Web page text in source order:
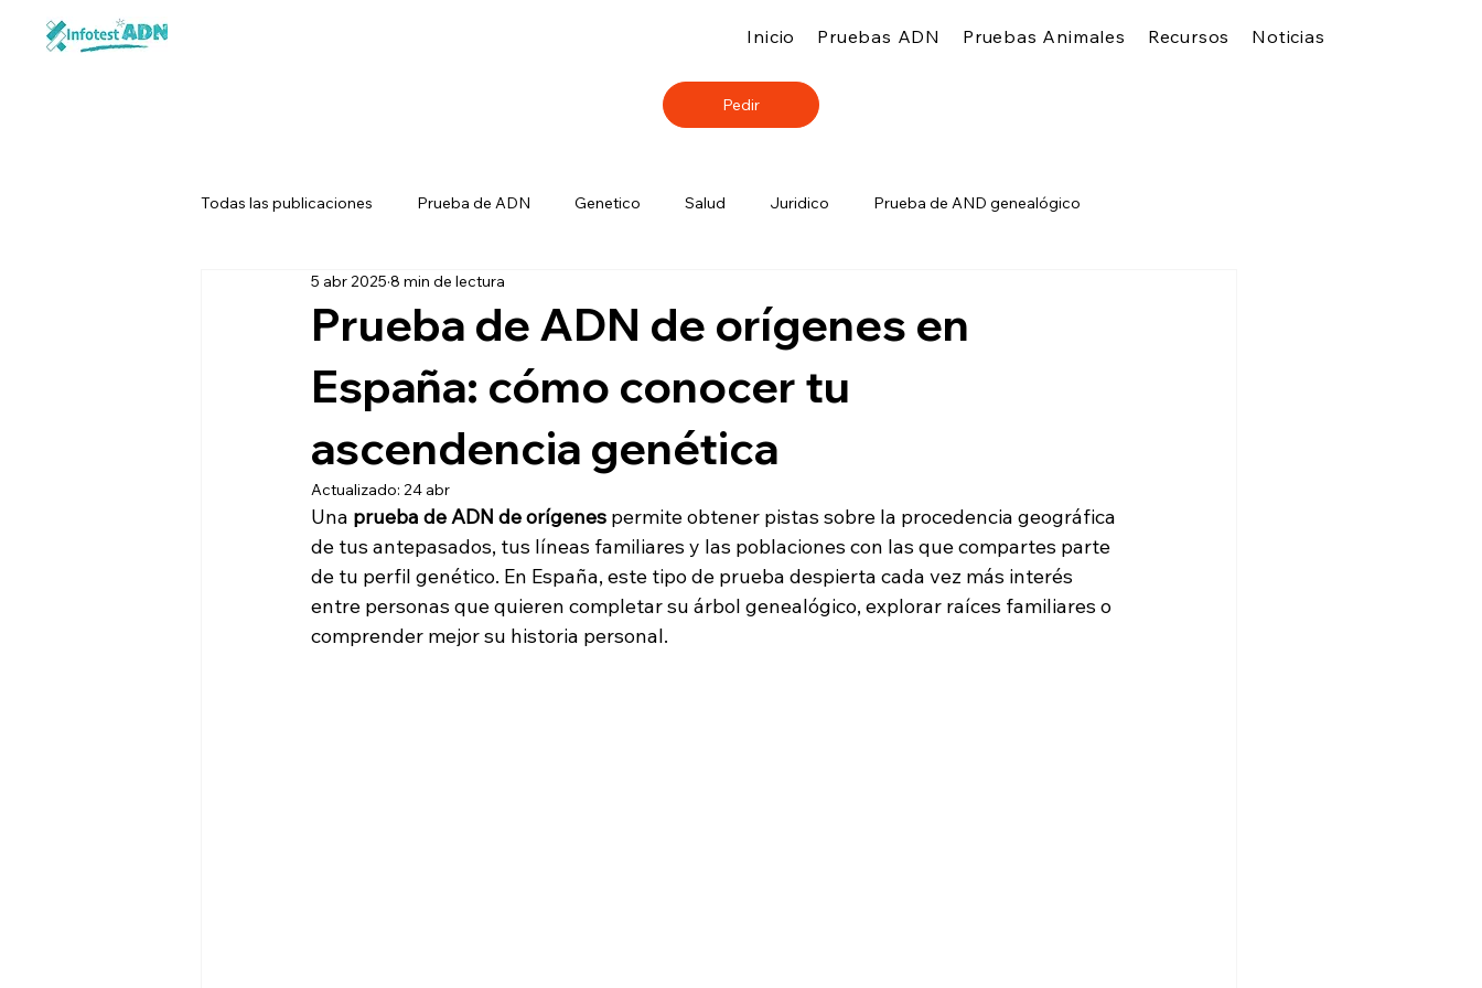
Inicio Pruebas ADN Pruebas Animales Recursos Noticias
Pedir
Todas las publicaciones Prueba de ADN Genetico Salud Juridico Prueba de AND genealógico
Prueba de ADN para animales
Prueba de ADN de orígenes en
España: cómo conocer tu
ascendencia genética
5 abr 2025 8 min de lectura
Actualizado: 24 abr
Una prueba de ADN de orígenes permite obtener pistas sobre la procedencia geográfica
de tus antepasados, tus líneas familiares y las poblaciones con las que compartes parte
de tu perfil genético. En España, este tipo de prueba despierta cada vez más interés
entre personas que quieren completar su árbol genealógico, explorar raíces familiares o
comprender mejor su historia personal.